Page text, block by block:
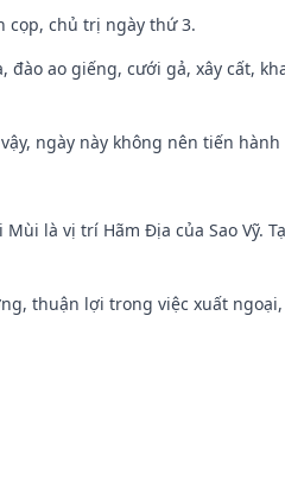
cọp, chủ trị ngày thứ 3.
đào ao giếng, cưới gả, xây cất,
ngày này không nên tiến
là vị trí Hãm Địa của Sao Vỹ.
thuận lợi trong việc xuất